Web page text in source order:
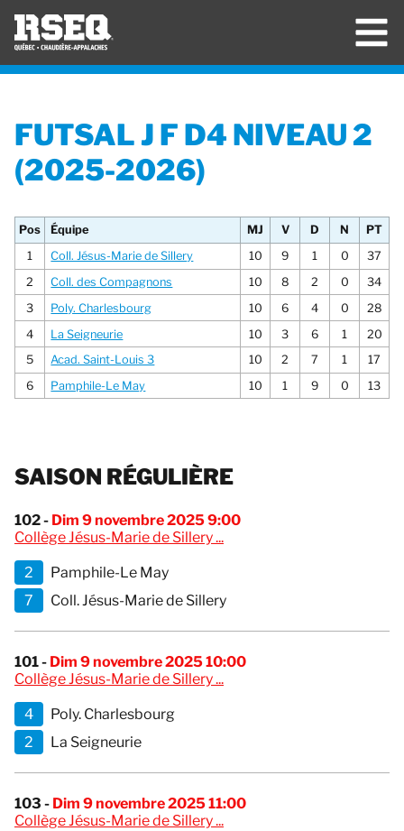
FUTSAL J F D4 NIVEAU 2
(2025-2026)
Pos Équipe MJ V D N
PT
1
Coll. Jésus-Marie de Sillery 10 9 1 0
37
2
Coll. des Compagnons 10 8 2 0
34
3
Poly. Charlesbourg 10 6 4 0
28
4
La Seigneurie 10 3 6 1
20
5
Acad. Saint-Louis 3 10 2 7 1
17
6
Pamphile-Le May 10 1 9 0 13
SAISON RÉGULIÈRE
102 - Dim 9 novembre 2025 9:00
Collège Jésus-Marie de Sillery ...
2
Pamphile-Le May
7
Coll. Jésus-Marie de Sillery
101 - Dim 9 novembre 2025 10:00
Collège Jésus-Marie de Sillery ...
4
Poly. Charlesbourg
2
La Seigneurie
103 - Dim 9 novembre 2025 11:00
Collège Jésus-Marie de Sillery ...